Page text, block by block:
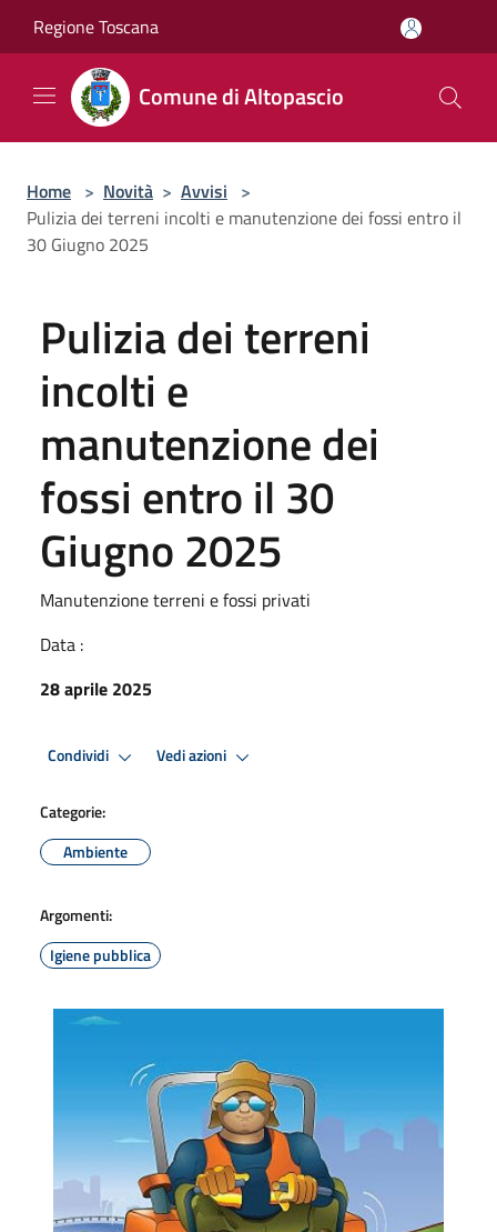
Regione Toscana
Comune di Altopascio
Home > Novità > Avvisi >
Pulizia dei terreni incolti e manutenzione dei fossi entro il
30 Giugno 2025
Pulizia dei terreni
incolti e
manutenzione dei
fossi entro il 30
Giugno 2025
Manutenzione terreni e fossi privati
Data :
28 aprile 2025
Condividi Vedi azioni
Categorie:
Ambiente
Argomenti:
Igiene pubblica